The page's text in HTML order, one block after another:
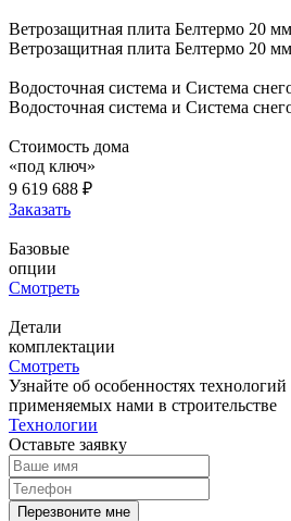
Ветрозащитная плита Белтермо 20
Ветрозащитная плита Белтермо 20
Водосточная система и Система
Водосточная система и Система
Стоимость дома
«под ключ»
9 619 688 ₽
Заказать
Базовые
опции
Смотреть
Детали
комплектации
Смотреть
Узнайте об особенностях технологий
применяемых нами в строительстве
Технологии
Оставьте заявку
Перезвоните мне